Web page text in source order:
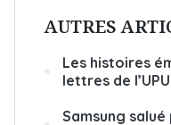
AUTRES
Les histoires
lettres de l’UPU
Samsung